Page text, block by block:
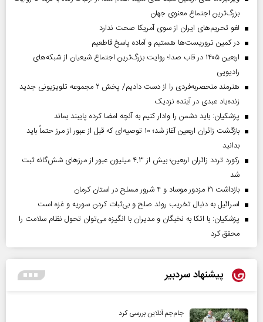
بزرگ‌ترین اجتماع معنوی جهان
لغو تحریم‌های ایران از سوی آمریکا صحت ندارد
در کمین تروریست‌ها هستیم و آماده پاسخ قاطعیم
اربعین ۱۴۰۵ در قاب صدا؛ روایت بزرگ‌ترین اجتماع شیعیان از شبکه‌های
رادیویی
هنرمند منحصر‌به‌فردی را از دست دادیم/ پخش ۲ مجموعه تلویزیونی جدید
زنده‌یاد عبدی در آینده نزدیک
پزشکیان: باید دشمن را وادار کنیم به آنچه امضا کرده پایبند بماند
بازگشت زائران اربعین آغاز شد؛ ۱۰ توصیه‌ای که قبل از عبور از مرز حتماً باید
بدانید
رکورد تردد زائران اربعین؛ بیش از ۴.۳ میلیون عبور از مرزهای شش‌گانه ثبت
شد
بازداشت ۲۱ مزدور موساد و ۴ شرور مسلح در استان کرمان
اسرائیل به دنبال تخریب روند صلح و بی‌ثبات کردن سوریه و غزه است
پزشکیان: با اتکا به نخبگان و مدیران با انگیزه می‌توان تحول نظام سلامت را
محقق کرد
پیشنهاد سردبیر
جام‌جم آنلاین بررسی کرد